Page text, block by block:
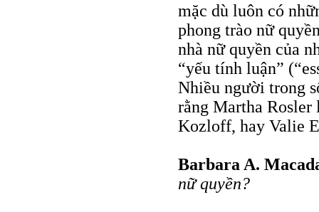
mặc dù luôn có
phong trào nữ
nhà nữ quyền của
“yếu tính luận”
Nhiều người trong
rằng Martha Rosler
Kozloff, hay Valie
Barbara A.
nữ quyền?